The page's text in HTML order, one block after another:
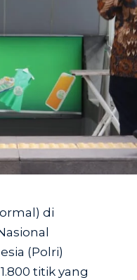
di
(Polri)
titik yang